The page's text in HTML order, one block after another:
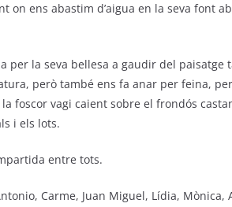
on ens abastim d’aigua en la seva font
per la seva bellesa a gaudir del paisatge
però també ens fa anar per feina,
foscor vagi caient sobre el frondós
i els lots.
entre tots.
Carme, Juan Miguel, Lídia, Mònica,